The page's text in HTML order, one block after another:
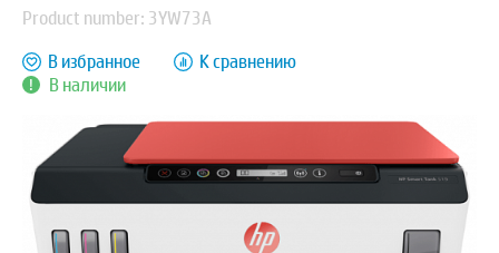
Product number: 3YW73A
В наличии
В избранное К сравнению